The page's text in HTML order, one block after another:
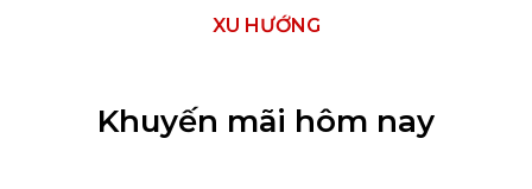
XU HƯỚNG
Khuyến mãi hôm nay